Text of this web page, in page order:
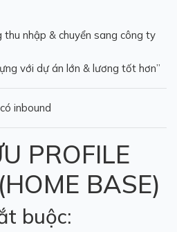
thu nhập & chuyển sang công ty
với dự án lớn & lương tốt hơn”
inbound
PROFILE
BASE)
buộc: